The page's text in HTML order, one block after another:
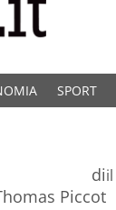
SPORT
di
Piccot
il